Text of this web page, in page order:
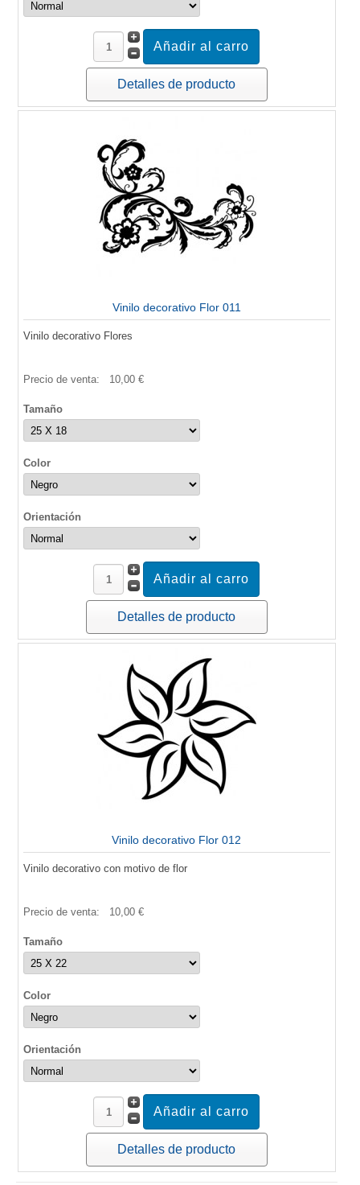
Detalles de producto
Vinilo decorativo Flor 011
Vinilo decorativo Flores
Precio de venta: 10,00 €
Tamaño
Color
Orientación
Detalles de producto
Vinilo decorativo Flor 012
Vinilo decorativo con motivo de flor
Precio de venta: 10,00 €
Tamaño
Color
Orientación
Detalles de producto